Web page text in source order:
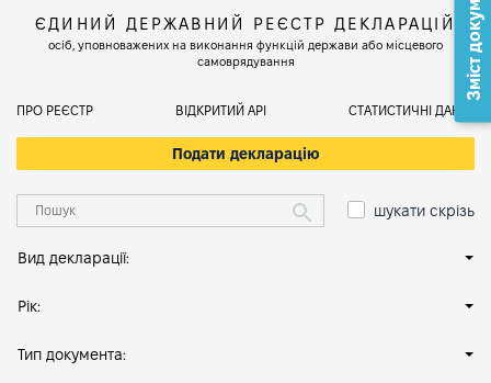
ЄДИНИЙ ДЕРЖАВНИЙ РЕЄСТР ДЕКЛАРАЦІЙ
осіб, уповноважених на виконання функцій держави або місцевого
самоврядування
ПРО РЕЄСТР ВІДКРИТИЙ АРІ СТАТИСТИЧНІ ДАНІ
Подати декларацію
шукати скрізь
Вид декларації:
Рік:
Тип документа:
Зміст документа